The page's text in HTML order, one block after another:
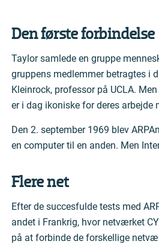
Den første forbindelse
Taylor samlede en gruppe
gruppens medlemmer betragtes i
Kleinrock, professor på UCLA.
er i dag ikoniske for deres arbejde
Den 2. september 1969 blev
en computer til en anden. Men
Flere net
Efter de succesfulde tests med
andet i Frankrig, hvor netværket
på at forbinde de forskellige